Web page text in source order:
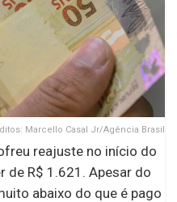
Marcello Casal Jr/Agência Brasil
reajuste no início do
de R$ 1.621. Apesar do
abaixo do que é pago